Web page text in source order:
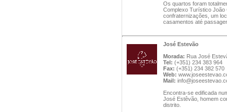
Os quartos foram
Complexo Turístico João
confraternizações, um
casamentos até
José Estevão
Morada: Rua José
Tel: (+351) 234 383 964
Fax: (+351) 234 382 570
Web:
Mail:
Encontra-se edificada
José Estêvão, homem
distrito.